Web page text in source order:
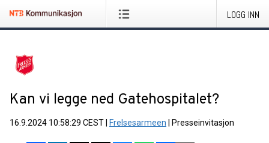
LOGG INN
Kan vi legge ned Gatehospitalet?
16.9.2024 10:58:29 CEST Frelsesarmeen Presseinvitasjon